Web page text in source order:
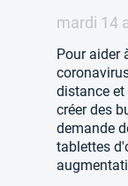
mardi 14
Pour aider
distance et
créer des
demande
tablettes